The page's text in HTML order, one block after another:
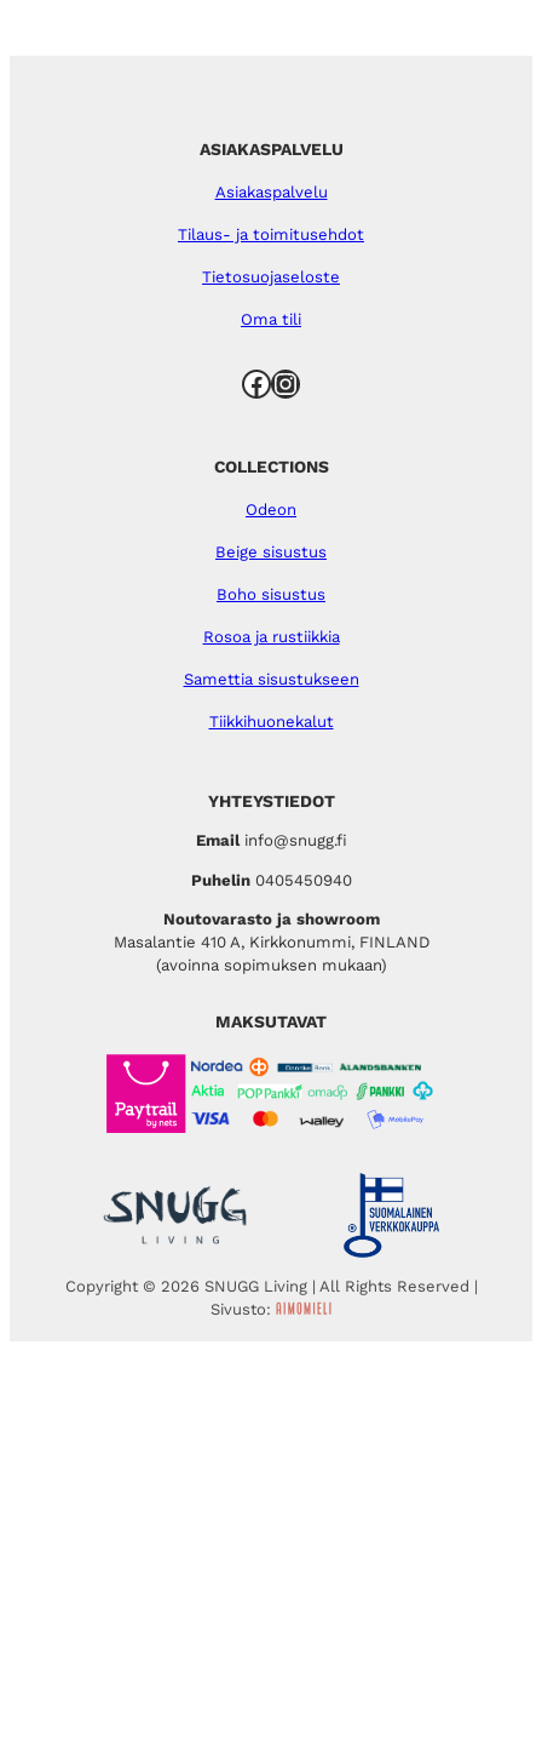
ASIAKASPALVELU
Asiakaspalvelu
Tilaus- ja toimitusehdot
Tietosuojaseloste
Oma tili
Facebook Instagram
YHTEYSTIEDOT
Emailinfo@snugg.fi
Puhelin 0405450940
Noutovarasto ja showroom
Masalantie 410 A, Kirkkonummi, FINLAND
(avoinna sopimuksen mukaan)
COLLECTIONS
Odeon
Beige sisustus
Boho sisustus
Rosoa ja rustiikkia
Samettia sisustukseen
Tiikkihuonekalut
MAKSUTAVAT
Copyright © 2026 SNUGG Living | All Rights Reserved |
Sivusto: